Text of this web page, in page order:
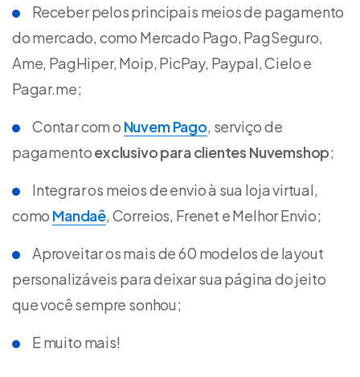
Receber pelos principais meios de pagamento
do mercado, como Mercado Pago, PagSeguro,
Ame, PagHiper, Moip, PicPay, Paypal, Cielo e
Pagar.me;
Contar com o Nuvem Pago, serviço de
pagamentoexclusivo para clientes Nuvemshop;
Integrar os meios de envio à sua loja virtual,
como Mandaê, Correios, Frenet e Melhor Envio;
Aproveitar os mais de 60 modelos de layout
personalizáveis para deixar sua página do jeito
que você sempre sonhou;
E muito mais!